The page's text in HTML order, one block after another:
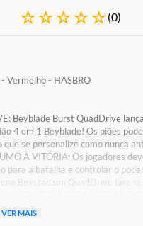
☆☆☆☆☆(0)
Vermelho - HASBRO
Beyblade Burst QuadDrive
4 em 1 Beyblade! Os piões
se personalize como nunca
À VITÓRIA: Os jogadores
para a batalha e controlar o
Beystadium QuadDrive (arena
VER MAIS